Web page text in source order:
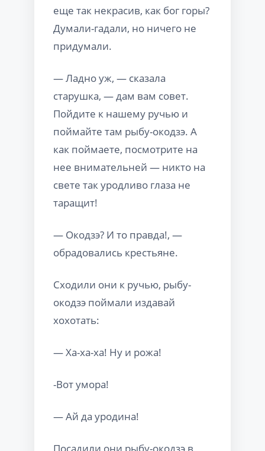
еще так некрасив, как бог горы?
Думали-гадали, но ничего не
придумали.
— Ладно уж, — сказала
старушка, — дам вам совет.
Пойдите к нашему ручью и
поймайте там рыбу-окодзэ. А
как поймаете, посмотрите на
нее внимательней — никто на
свете так уродливо глаза не
таращит!
— Окодзэ? И то правда!, —
обрадовались крестьяне.
Сходили они к ручью, рыбу-
окодзэ поймали издавай
хохотать:
— Ха-ха-ха! Ну и рожа!
-Вот умора!
— Ай да уродина!
Посадили они рыбу-окодзэ в